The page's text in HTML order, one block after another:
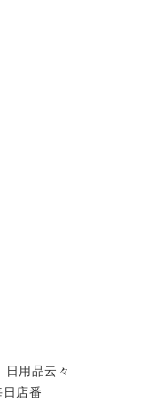
日用品云々
店番